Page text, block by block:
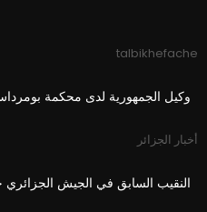
talbikhefache
⁣وكيل الجمهورية لدى محكمة
أخبار الجزائر
⁣النقيب السابق في الجيش